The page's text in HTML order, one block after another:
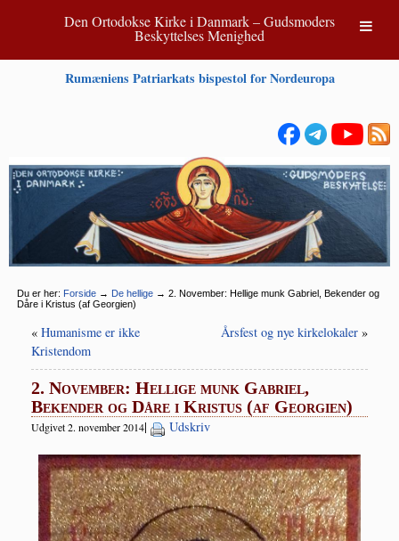
Den Ortodokse Kirke i Danmark – Gudsmoders
Beskyttelses Menighed
Rumæniens Patriarkats bispestol for Nordeuropa
Du er her: Forside → De hellige → 2. November: Hellige munk Gabriel, Bekender og
Dåre i Kristus (af Georgien)
« Humanisme er ikke
Kristendom
Årsfest og nye kirkelokaler »
2. November: Hellige munk Gabriel,
Bekender og Dåre i Kristus (af Georgien)
Udgivet 2. november 2014| Udskriv